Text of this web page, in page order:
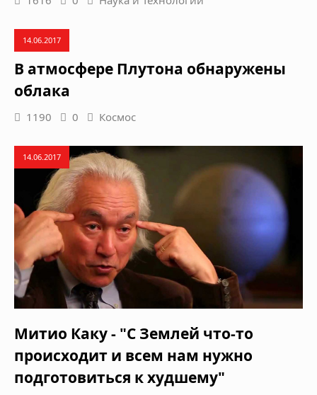
14.06.2017
В атмосфере Плутона обнаружены
облака
1190 0 Космос
14.06.2017
Митио Каку - "С Землей что-то
происходит и всем нам нужно
подготовиться к худшему"